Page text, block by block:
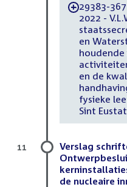
-29383-
2022 -
en
en de
fysieke
Sint
Verslag
de nucleaire
11